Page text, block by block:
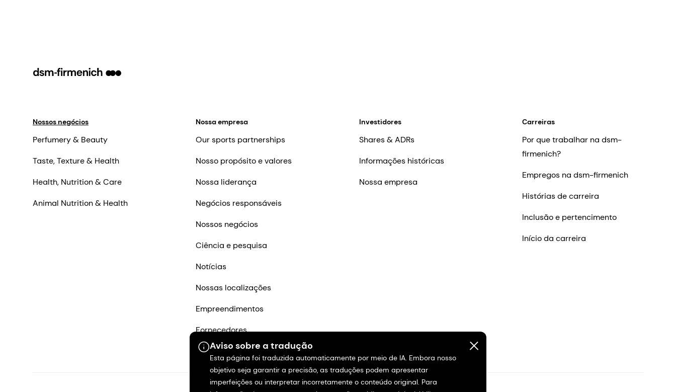
Aviso sobre a tradução
Esta página foi traduzida automaticamente por meio de IA. Embora nosso
objetivo seja garantir a precisão, as traduções podem apresentar
imperfeições ou interpretar incorretamente o conteúdo original. Para
Nossos negócios
Perfumery & Beauty
Taste, Texture & Health
Health, Nutrition & Care
Animal Nutrition & Health
Nossa empresa
Our sports partnerships
Nosso propósito e valores
Nossa liderança
Negócios responsáveis
Nossos negócios
Ciência e pesquisa
Notícias
Nossas localizações
Empreendimentos
Fornecedores
Entre em contato
Investidores
Shares & ADRs
Informações históricas
Nossa empresa
Carreiras
Por que trabalhar na dsm-
firmenich?
Empregos na dsm-firmenich
Histórias de carreira
Inclusão e pertencimento
Início da carreira